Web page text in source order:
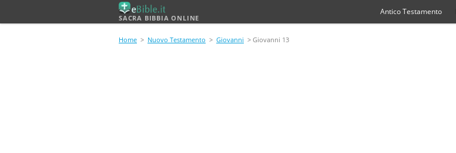
SACRA BIBBIA ONLINE
Antico Testamento
Home > Nuovo Testamento > Giovanni > Giovanni 13